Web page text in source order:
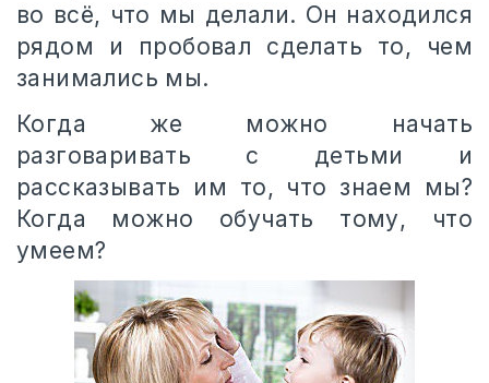
во всё, что мы делали. Он находился
рядом и пробовал сделать то, чем
занимались мы.
Когда же можно начать
разговаривать с детьми и
рассказывать им то, что знаем мы?
Когда можно обучать тому, что
умеем?